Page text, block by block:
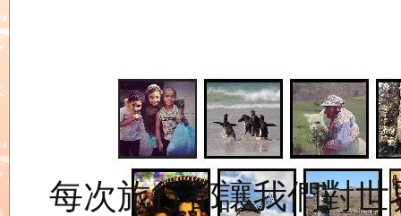
每次旅行都讓我們對